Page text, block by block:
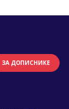
ЗА ДОПИСНИКЕ